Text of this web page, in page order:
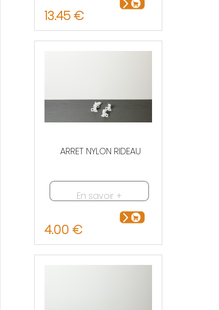
13.45 €
ARRET NYLON RIDEAU
En savoir +
4.00 €